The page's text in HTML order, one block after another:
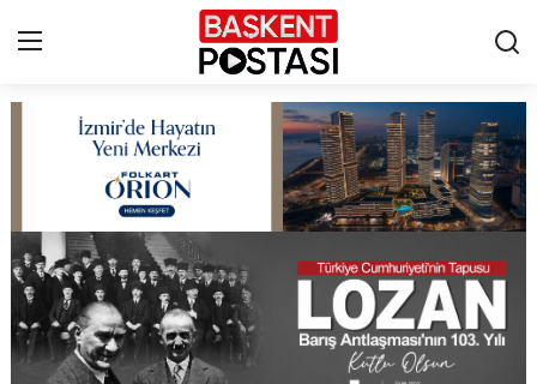
Çerez Politikası
Künye
Ankara